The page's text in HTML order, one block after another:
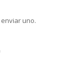
uno.